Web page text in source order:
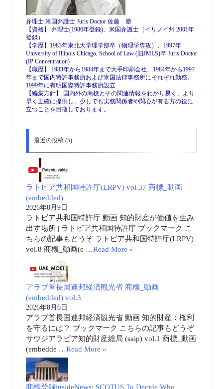
弁理士 米国弁護士 Juris Doctor 佐藤 勝
【資格】 弁理士(1986年登録)、米国弁護士（イリノイ州 2001年
登録）
【学歴】1983年東北大学理学部卒（物理学専攻）、1997年
University of Illinois Chicago, School of Law (旧JMLS)卒 Juris Doctor
(IP Concentration)
【職歴】 1983年から1984年まで大手印刷会社、1984年から1997
年まで国内特許事務所および米国法律事務所にそれぞれ勤務。
1999年に有明国際特許事務所設立
【編集方針】 国内外の商標とその関連情報をわかり易く、より
早く正確に提供し、少しでも実務関係者や関心が有る方の役に
立つことを目指しております。
最近の投稿 (5)
ラトビア共和国特許庁(LRPV) vol.37 商標_動画
(embedded)
2026年8月9日
ラトビア共和国特許庁 動画 知的財産が価値を生み
出す場所 | ラトビア共和国特許庁 ブックマーク こ
ちらの記事もどうぞ ラトビア共和国特許庁(LRPV)
vol.8 商標_動画(e …Read More »
アラブ首長国連邦経済観光省 商標_動画
(embedded) vol.3
2026年8月6日
アラブ首長国連邦経済観光省 動画 知的財産：権利
を守るには？ ブックマーク こちらの記事もどうぞ
サウジアラビア知的財産総局 (saip) vol.1 商標_動画
(embedde …Read More »
商標登録insideNews: SCOTUS To Decide Who